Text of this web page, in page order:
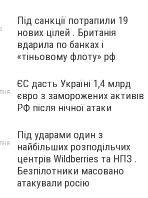
Під санкції потрапили 19
нових цілей . Британія
вдарила по банках і
«тіньовому флоту» рф
ЄС дасть Україні 1,4 млрд
євро з заморожених активів
РФ після нічної атаки
Під ударами один з
найбільших розподільчих
центрів Wildberries та НПЗ .
Безпілотники масовано
атакували росію